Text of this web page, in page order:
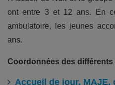
ont entre 3 et 12 ans. En
ambulatoire, les jeunes
ans.
Coordonnées des différents
Accueil de jour,